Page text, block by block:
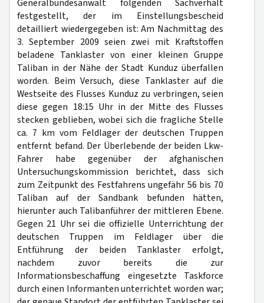
Generalbundesanwalt folgenden Sachverhalt
festgestellt, der im Einstellungsbescheid
detailliert wiedergegeben ist: Am Nachmittag des
3. September 2009 seien zwei mit Kraftstoffen
beladene Tanklaster von einer kleinen Gruppe
Taliban in der Nähe der Stadt Kunduz überfallen
worden. Beim Versuch, diese Tanklaster auf die
Westseite des Flusses Kunduz zu verbringen, seien
diese gegen 18:15 Uhr in der Mitte des Flusses
stecken geblieben, wobei sich die fragliche Stelle
ca. 7 km vom Feldlager der deutschen Truppen
entfernt befand. Der Überlebende der beiden Lkw-
Fahrer habe gegenüber der afghanischen
Untersuchungskommission berichtet, dass sich
zum Zeitpunkt des Festfahrens ungefähr 56 bis 70
Taliban auf der Sandbank befunden hätten,
hierunter auch Talibanführer der mittleren Ebene.
Gegen 21 Uhr sei die offizielle Unterrichtung der
deutschen Truppen im Feldlager über die
Entführung der beiden Tanklaster erfolgt,
nachdem zuvor bereits die zur
Informationsbeschaffung eingesetzte Taskforce
durch einen Informanten unterrichtet worden war;